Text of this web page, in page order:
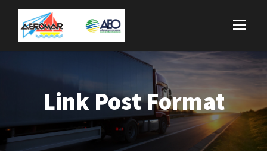
Link Post Format